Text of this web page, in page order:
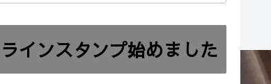
ラインスタンプ始めました